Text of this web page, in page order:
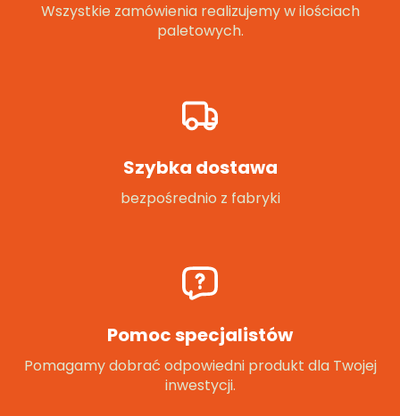
Wszystkie zamówienia realizujemy w ilościach
paletowych.
Szybka dostawa
bezpośrednio z fabryki
Pomoc specjalistów
Pomagamy dobrać odpowiedni produkt dla Twojej
inwestycji.